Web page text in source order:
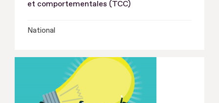
et comportementales (TCC)
National